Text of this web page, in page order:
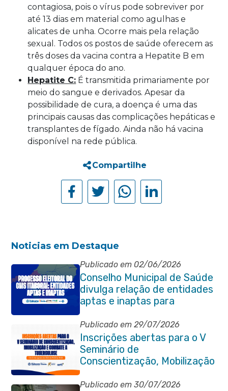
contagiosa, pois o vírus pode sobreviver por
até 13 dias em material como agulhas e
alicates de unha. Ocorre mais pela relação
sexual. Todos os postos de saúde oferecem as
três doses da vacina contra a Hepatite B em
qualquer época do ano.
Hepatite C: É transmitida primariamente por
meio do sangue e derivados. Apesar da
possibilidade de cura, a doença é uma das
principais causas das complicações hepáticas e
transplantes de fígado. Ainda não há vacina
disponível na rede pública.
Compartilhe
Noticias em Destaque
Publicado em 02/06/2026
Conselho Municipal de Saúde
divulga relação de entidades
aptas e inaptas para
processo eleitoral do
quadriênio 2026-2030
Publicado em 29/07/2026
Inscrições abertas para o V
Seminário de
Conscientização, Mobilização
e Combate à Tuberculose em
Itaboraí
Publicado em 30/07/2026